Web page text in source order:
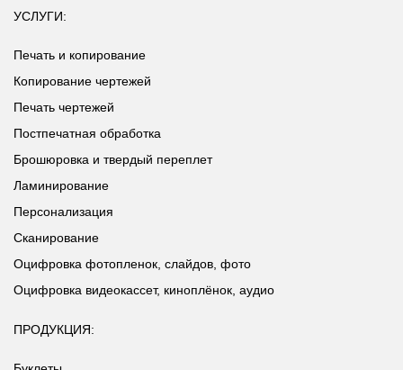
УСЛУГИ:
Печать и копирование
Копирование чертежей
Печать чертежей
Постпечатная обработка
Брошюровка и твердый переплет
Ламинирование
Персонализация
Сканирование
Оцифровка фотопленок, слайдов, фото
Оцифровка видеокассет, киноплёнок, аудио
ПРОДУКЦИЯ: